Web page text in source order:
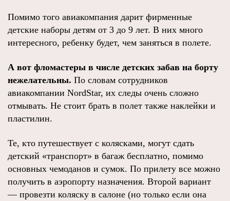
Помимо того авиакомпания дарит фирменные
детские наборы детям от 3 до 9 лет. В них много
интересного, ребенку будет, чем заняться в полете.
А вот фломастеры в числе детских забав на борту
нежелательны. По словам сотрудников
авиакомпании NordStar, их следы очень сложно
отмывать. Не стоит брать в полет также наклейки и
пластилин.
Те, кто путешествует с колясками, могут сдать
детский «транспорт» в багаж бесплатно, помимо
основных чемоданов и сумок. По прилету все можно
получить в аэропорту назначения. Второй вариант
— провезти коляску в салоне (но только если она